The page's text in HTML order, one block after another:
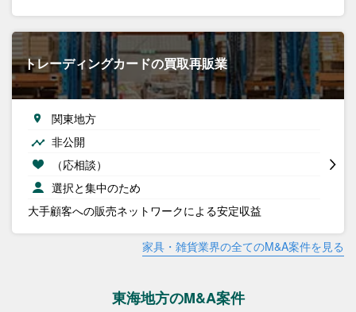
トレーディングカードの買取再販業
関東地方
非公開
（応相談）
選択と集中のため
大手顧客への販売ネットワークによる安定収益
家具・雑貨業界の全てのM&A案件を見る
東海地方のM&A案件